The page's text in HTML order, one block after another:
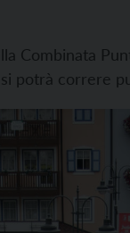
Combinata
potrà correre